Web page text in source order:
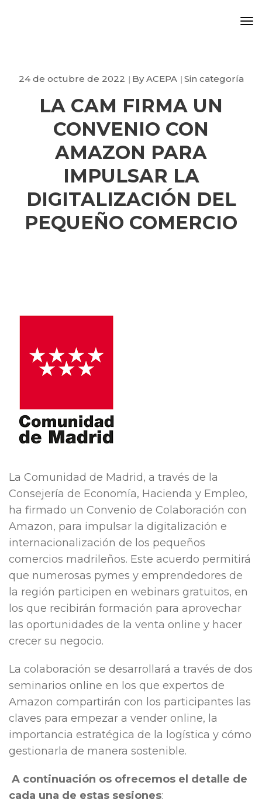
24 de octubre de 2022 ByACEPA Sin categoría
LA CAM FIRMA UN
CONVENIO CON
AMAZON PARA
IMPULSAR LA
DIGITALIZACIÓN DEL
PEQUEÑO COMERCIO
La Comunidad de Madrid, a través de la
Consejería de Economía, Hacienda y Empleo,
ha firmado un Convenio de Colaboración con
Amazon, para impulsar la digitalización e
internacionalización de los pequeños
comercios madrileños. Este acuerdo permitirá
que numerosas pymes y emprendedores de
la región participen en webinars gratuitos, en
los que recibirán formación para aprovechar
las oportunidades de la venta online y hacer
crecer su negocio.
La colaboración se desarrollará a través de dos
seminarios online en los que expertos de
Amazon compartirán con los participantes las
claves para empezar a vender online, la
importancia estratégica de la logística y cómo
gestionarla de manera sostenible.
A continuación os ofrecemos el detalle de
cada una de estas sesiones: